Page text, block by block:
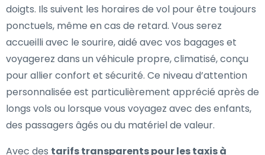
doigts. Ils suivent les horaires de vol pour être toujours
ponctuels, même en cas de retard. Vous serez
accueilli avec le sourire, aidé avec vos bagages et
voyagerez dans un véhicule propre, climatisé, conçu
pour allier confort et sécurité. Ce niveau d’attention
personnalisée est particulièrement apprécié après de
longs vols ou lorsque vous voyagez avec des enfants,
des passagers âgés ou du matériel de valeur.
Avec des tarifs transparents pour les taxis à